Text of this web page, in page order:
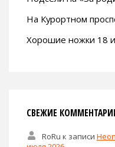
На Курортном
Хорошие ножки 18
СВЕЖИЕ
RoRu к записи